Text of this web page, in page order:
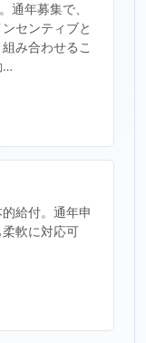
通年募集で、
センティブと
み合わせるこ
…
給付。通年申
軟に対応可